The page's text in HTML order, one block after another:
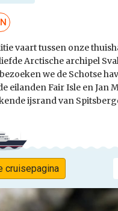
vaart tussen onze
Arctische archipel
we de Schotse
eilanden Fair Isle en Jan
ijsrand van
cruisepagina